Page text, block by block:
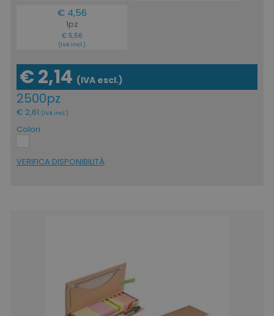
€ 4,56
1pz
€ 5,56
(IVA incl.)
€ 2,14 (IVA escl.)
2500pz
€ 2,61 (IVA incl.)
Colori
VERIFICA DISPONIBILITÁ